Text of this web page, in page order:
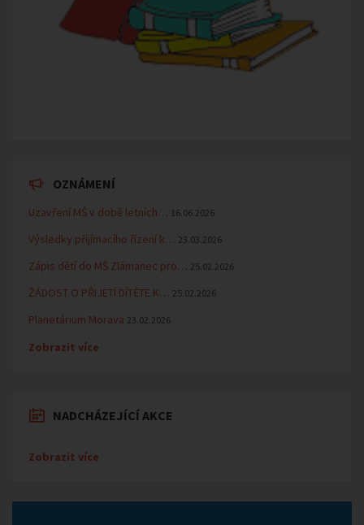
OZNÁMENÍ
Uzavření MŠ v době letních… 16.06.2026
Výsledky přijímacího řízení k… 23.03.2026
Zápis dětí do MŠ Zlámanec pro… 25.02.2026
ŽÁDOST O PŘIJETÍ DÍTĚTE K… 25.02.2026
Planetárium Morava 23.02.2026
Zobrazit více
NADCHÁZEJÍCÍ AKCE
Zobrazit více